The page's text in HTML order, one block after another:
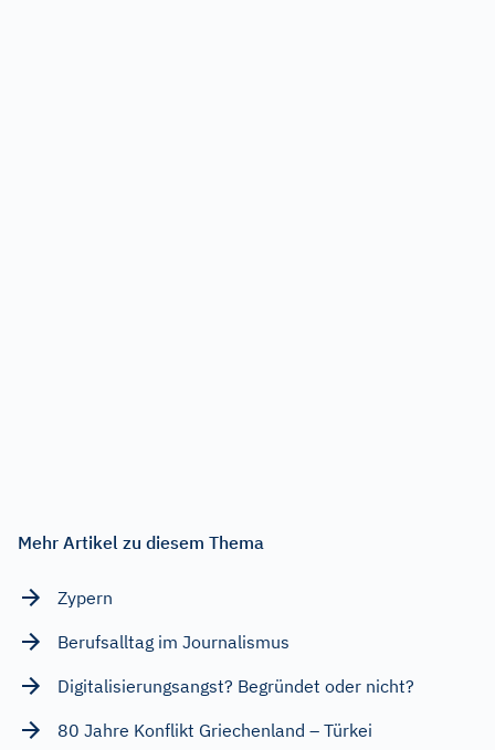
Mehr Artikel zu diesem Thema
Zypern
Berufsalltag im Journalismus
Digitalisierungsangst? Begründet oder nicht?
80 Jahre Konflikt Griechenland – Türkei